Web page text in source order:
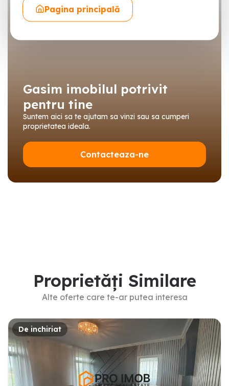
Gasim imobilul potrivit
pentru tine
Suntem aici sa te ajutam sa vinzi sau sa cumperi
proprietatea ideala.
Contacteaza-ne
Proprietăți Similare
Alte oferte care te-ar putea interesa
De inchiriat
Pagina principală